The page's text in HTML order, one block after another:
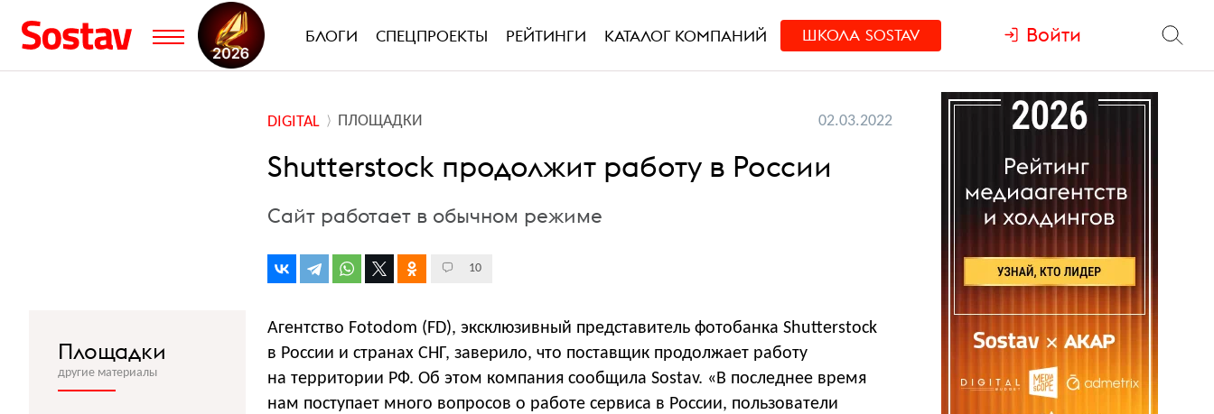
БЛОГИ СПЕЦПРОЕКТЫ РЕЙТИНГИ КАТАЛОГ КОМПАНИЙ ШКОЛА SOSTAV Войти
DIGITAL ПЛОЩАДКИ 02.03.2022
Shutterstock продолжит работу в России
Сайт работает в обычном режиме
10
Агентство Fotodom (FD), эксклюзивный представитель фотобанка Shutterstock
в России и странах СНГ, заверило, что поставщик продолжает работу
на территории РФ. Об этом компания сообщила Sostav. «В последнее время
нам поступает много вопросов о работе сервиса в России, пользователи
Площадки
другие материалы